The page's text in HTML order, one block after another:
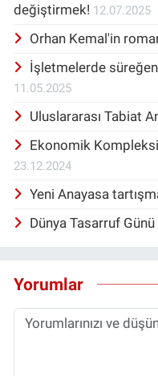
değiştirmek! 12.07.2025
Orhan Kemal'in
İşletmelerde
11.05.2025
Uluslararası Tabiat
Ekonomik
23.12.2024
Yeni Anayasa
Dünya Tasarruf
Yorumlar